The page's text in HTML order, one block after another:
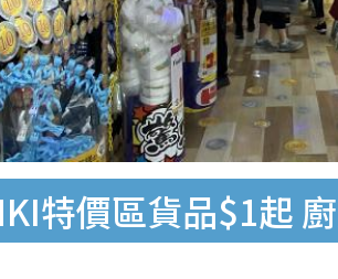
特價區貨品$1起